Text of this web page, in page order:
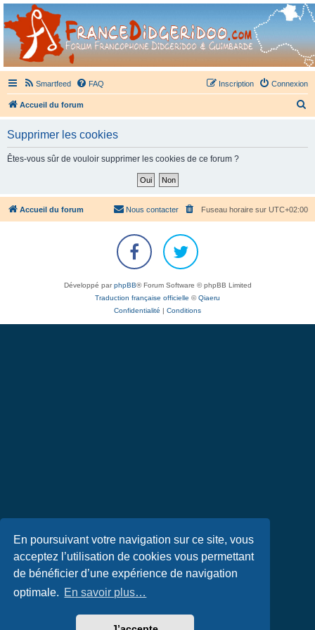
En poursuivant votre navigation sur ce site, vous
acceptez l’utilisation de cookies vous permettant
de bénéficier d’une expérience de navigation
optimale. En savoir plus…
France Didgeridoo
Didgeridoo et Guimbarde sur France Didgeridoo - retrouvez la communauté.
Smartfeed FAQ Connexion
Inscription
Accueil du forum
c
h
Supprimer les cookies
Êtes-vous sûr de vouloir supprimer les cookies de ce forum ?
Accueil du forum Fuseau horaire sur UTC+02:00
Nous contacter
Développé parphpBB® Forum Software © phpBB Limited
Traduction française officielle ©Qiaeru
Confidentialité
Conditions